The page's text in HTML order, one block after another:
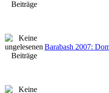
Barabash 2007: